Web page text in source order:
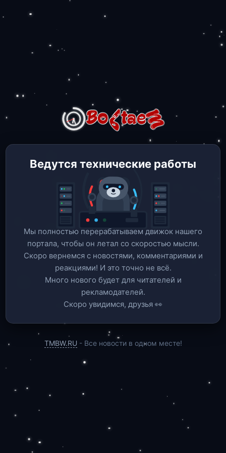
Ведутся технические работы
Мы полностью перерабатываем движок нашего
портала, чтобы он летал со скоростью мысли.
Скоро вернемся c новостями, комментариями и
реакциями! И это точно не всё.
Много нового будет для читателей и
рекламодателей.
Скоро увидимся, друзья 👀
TMBW.RU - Все новости в одном месте!